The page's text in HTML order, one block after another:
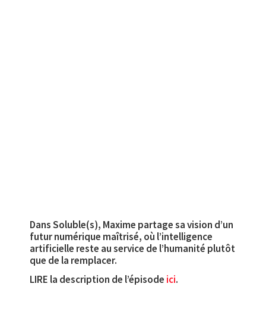
Dans Soluble(s), Maxime partage sa vision d’un
futur numérique maîtrisé, où l’intelligence
artificielle reste au service de l’humanité plutôt
que de la remplacer.
LIRE la description de l’épisode ici.